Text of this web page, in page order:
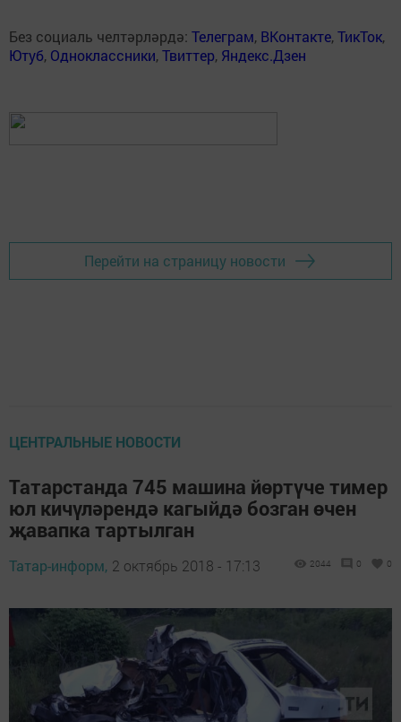
Без социаль челтәрләрдә: Телеграм, ВКонтакте,ТикТок,
Ютуб, Одноклассники,Твиттер, Яндекс.Дзен
Перейти на страницу новости
ЦЕНТРАЛЬНЫЕ НОВОСТИ
Татарстанда 745 машина йөртүче тимер
юл кичүләрендә кагыйдә бозган өчен
җавапка тартылган
Татар-информ, 2 октябрь 2018 - 17:13 2044 0 0